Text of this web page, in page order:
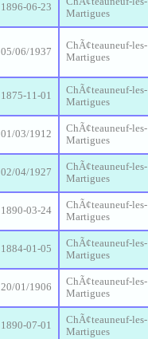
1896-06-23
Martigues
05/06/1937
ChÃ¢teauneuf-les-
Martigues
1875-11-01
ChÃ¢teauneuf-les-
Martigues
01/03/1912
ChÃ¢teauneuf-les-
Martigues
02/04/1927
ChÃ¢teauneuf-les-
Martigues
1890-03-24
ChÃ¢teauneuf-les-
Martigues
1884-01-05
ChÃ¢teauneuf-les-
Martigues
20/01/1906
ChÃ¢teauneuf-les-
Martigues
1890-07-01
ChÃ¢teauneuf-les-
Martigues